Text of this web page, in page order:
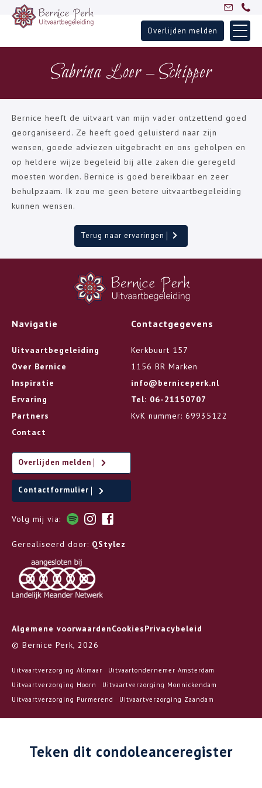
Skip
Home
Uitvaartbegeleiding
Ervaringen
Partners
Blogs
Contact
Overlijden melden
Sabrina Loer – Schipper
Bernice heeft de uitvaart van mijn vader ontzettend goed
georganiseerd. Ze heeft goed geluisterd naar zijn
wensen, goede adviezen uitgebracht en ons geholpen en
op heldere wijze begeleid bij alle zaken die geregeld
moesten worden. Bernice is goed bereikbaar en zeer
behulpzaam. Ik zou me geen betere uitvaartbegeleiding
kunnen wensen.
Terug naar ervaringen
Navigatie
Uitvaartbegeleiding
Over Bernice
Inspiratie
Ervaring
Partners
Contact
Contactgegevens
Kerkbuurt 157
1156 BR Marken
info@berniceperk.nl
Tel: 06-21150707
KvK nummer: 69935122
Overlijden melden
Contactformulier
Volg mij via:
Gerealiseerd door: QStylez
Algemene voorwaardenCookiesPrivacybeleid
© Bernice Perk, 2026
Uitvaartverzorging Alkmaar
Uitvaartondernemer Amsterdam
Uitvaartverzorging Hoorn
Uitvaartverzorging Monnickendam
Uitvaartverzorging Purmerend
Uitvaartverzorging Zaandam
Teken dit condoleanceregister